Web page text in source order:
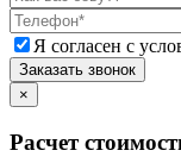
Я согласен с
Заказать звонок
×
Расчет